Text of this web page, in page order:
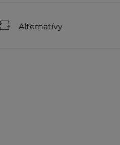
Alternatívy